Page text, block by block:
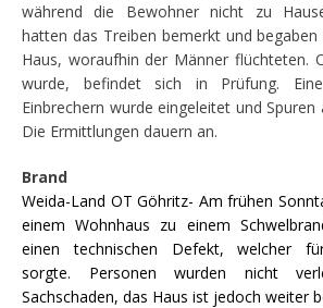
während die Bewohner nicht zu
hatten das Treiben bemerkt und
Haus, woraufhin der Männer flüchteten.
wurde, befindet sich in Prüfung.
Einbrechern wurde eingeleitet und
Die Ermittlungen dauern an.
Brand
Weida-Land OT Göhritz- Am frühen
einem Wohnhaus zu einem
einen technischen Defekt, welcher
sorgte. Personen wurden nicht
Sachschaden, das Haus ist jedoch weiter